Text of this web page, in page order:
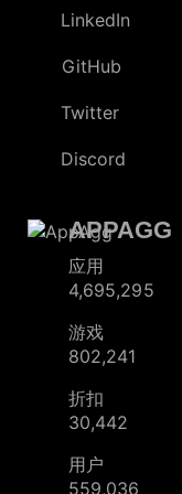
LinkedIn
GitHub
Twitter
Discord
APPAGG
应用
4,695,295
游戏
802,241
折扣
30,442
用户
559,036